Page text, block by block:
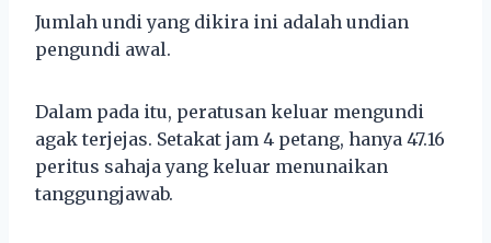
Jumlah undi yang dikira ini adalah undian
pengundi awal.
Dalam pada itu, peratusan keluar mengundi
agak terjejas. Setakat jam 4 petang, hanya 47.16
peritus sahaja yang keluar menunaikan
tanggungjawab.